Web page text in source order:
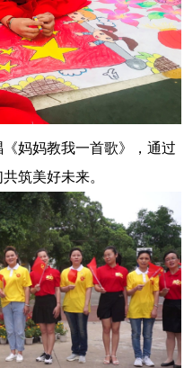
妈妈教我一首歌》，通过
筑美好未来。